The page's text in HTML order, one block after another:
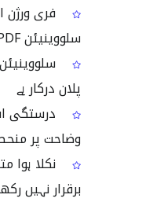
فری
سلووینیئن PDF صفحہ پروسیس کرتا ہے
پلان درکار ہے
درستگی
وضاحت پر
نکلا ہوا
برقرار نہیں